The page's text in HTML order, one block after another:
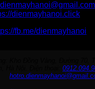
dienmayhanoi.click
fb.me/dienmayhanoi